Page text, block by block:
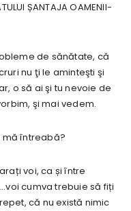
ȘANTAJA OAMENII-
de sănătate, că
nu ţi le aminteşti şi
o să ai şi tu nevoie de
şi mai vedem.
mă întreabă?
voi, ca și între
cumva trebuie să fiți
că nu există nimic